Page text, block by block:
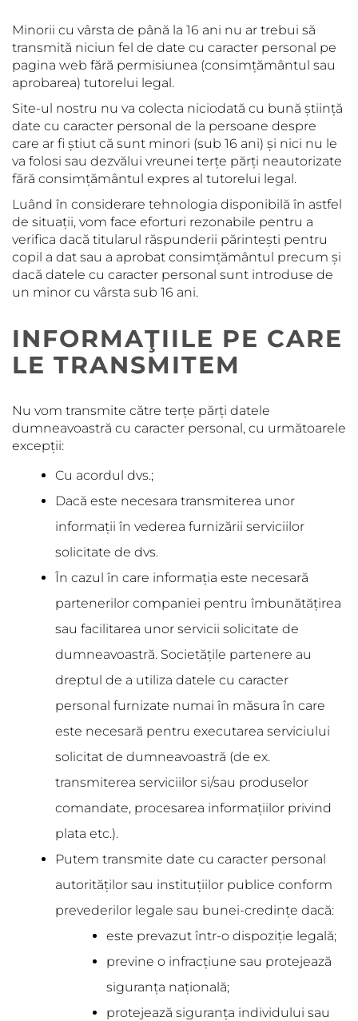
Minorii cu vârsta de până la 16 ani nu ar trebui să
transmită niciun fel de date cu caracter personal pe
pagina web fără permisiunea (consimțământul sau
aprobarea) tutorelui legal.
Site-ul nostru nu va colecta niciodată cu bună știință
date cu caracter personal de la persoane despre
care ar fi știut că sunt minori (sub 16 ani) și nici nu le
va folosi sau dezvălui vreunei terțe părți neautorizate
fără consimțământul expres al tutorelui legal.
Luând în considerare tehnologia disponibilă în astfel
de situații, vom face eforturi rezonabile pentru a
verifica dacă titularul răspunderii părintești pentru
copil a dat sau a aprobat consimțământul precum și
dacă datele cu caracter personal sunt introduse de
un minor cu vârsta sub 16 ani.
INFORMAŢIILE PE CARE
LE TRANSMITEM
Nu vom transmite către terțe părți datele
dumneavoastră cu caracter personal, cu următoarele
excepții:
Cu acordul dvs.;
Dacă este necesara transmiterea unor
informații în vederea furnizării serviciilor
solicitate de dvs.
În cazul în care informația este necesară
partenerilor companiei pentru îmbunătățirea
sau facilitarea unor servicii solicitate de
dumneavoastră. Societățile partenere au
dreptul de a utiliza datele cu caracter
personal furnizate numai în măsura în care
este necesară pentru executarea serviciului
solicitat de dumneavoastră (de ex.
transmiterea serviciilor si/sau produselor
comandate, procesarea informațiilor privind
plata etc.).
Putem transmite date cu caracter personal
autorităților sau instituțiilor publice conform
prevederilor legale sau bunei-credințe dacă:
este prevazut într-o dispoziție legală;
previne o infracțiune sau protejează
siguranța națională;
protejează siguranța individului sau